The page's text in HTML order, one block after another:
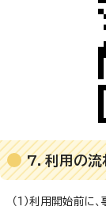
7．利用の流
（1）利用開始前に、